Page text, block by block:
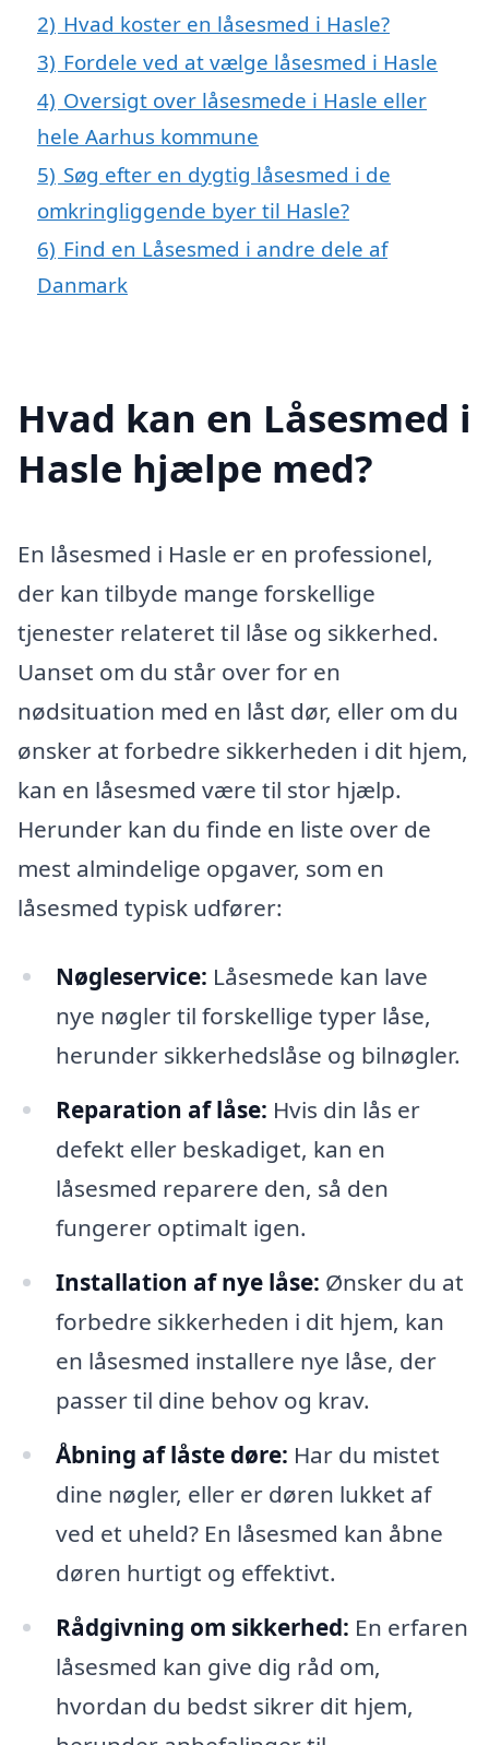
2) Hvad koster en låsesmed i Hasle?
3) Fordele ved at vælge låsesmed i Hasle
4) Oversigt over låsesmede i Hasle eller
hele Aarhus kommune
5) Søg efter en dygtig låsesmed i de
omkringliggende byer til Hasle?
6) Find en Låsesmed i andre dele af
Danmark
Hvad kan en Låsesmed i
Hasle hjælpe med?
En låsesmed i Hasle er en professionel,
der kan tilbyde mange forskellige
tjenester relateret til låse og sikkerhed.
Uanset om du står over for en
nødsituation med en låst dør, eller om du
ønsker at forbedre sikkerheden i dit hjem,
kan en låsesmed være til stor hjælp.
Herunder kan du finde en liste over de
mest almindelige opgaver, som en
låsesmed typisk udfører:
Nøgleservice: Låsesmede kan lave
nye nøgler til forskellige typer låse,
herunder sikkerhedslåse og bilnøgler.
Reparation af låse: Hvis din lås er
defekt eller beskadiget, kan en
låsesmed reparere den, så den
fungerer optimalt igen.
Installation af nye låse: Ønsker du at
forbedre sikkerheden i dit hjem, kan
en låsesmed installere nye låse, der
passer til dine behov og krav.
Åbning af låste døre: Har du mistet
dine nøgler, eller er døren lukket af
ved et uheld? En låsesmed kan åbne
døren hurtigt og effektivt.
Rådgivning om sikkerhed: En erfaren
låsesmed kan give dig råd om,
hvordan du bedst sikrer dit hjem,